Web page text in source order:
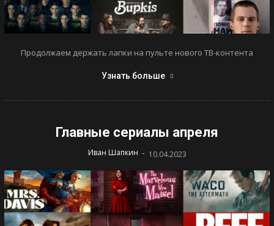
Продолжаем держать лапки на пульте нового ТВ-контента
Узнать больше
Главные сериалы апреля
Иван Шапкин - 10.04.2023